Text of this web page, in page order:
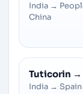
India →
China
Tuticorin →
India → Spain